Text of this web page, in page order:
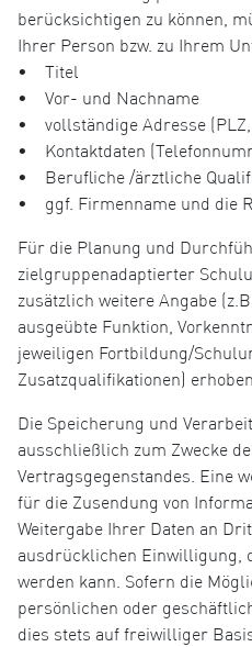
berücksichtigen zu können,
Ihrer Person bzw. zu Ihrem
• Titel
• Vor- und Nachname
• vollständige Adresse
• Kontaktdaten
• Berufliche /ärztliche
• ggf. Firmenname und die
Für die Planung und
zielgruppenadaptierter
zusätzlich weitere Angabe
ausgeübte Funktion,
jeweiligen Fortbildung/
Zusatzqualifikationen)
Die Speicherung und
ausschließlich zum Zwecke
Vertragsgegenstandes. Eine
für die Zusendung von
Weitergabe Ihrer Daten an
ausdrücklichen Einwilligung,
werden kann. Sofern die
persönlichen oder
dies stets auf freiwilliger